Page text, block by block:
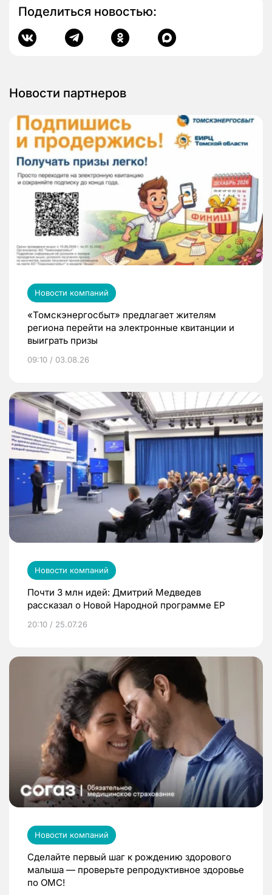
Поделиться новостью:
Новости партнеров
Новости компаний
«Томскэнергосбыт» предлагает жителям
региона перейти на электронные квитанции и
выиграть призы
09:10 / 03.08.26
Новости компаний
Почти 3 млн идей: Дмитрий Медведев
рассказал о Новой Народной программе ЕР
20:10 / 25.07.26
Новости компаний
Сделайте первый шаг к рождению здорового
малыша — проверьте репродуктивное здоровье
по ОМС!